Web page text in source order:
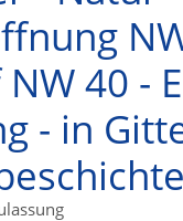
40 -
- in